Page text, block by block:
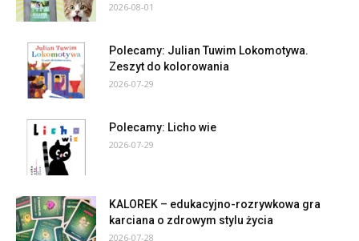
2026-08-01
Polecamy: Julian Tuwim Lokomotywa.
Zeszyt do kolorowania
2026-07-29
Polecamy: Licho wie
2026-07-29
KALOREK – edukacyjno-rozrywkowa gra
karciana o zdrowym stylu życia
2026-07-28